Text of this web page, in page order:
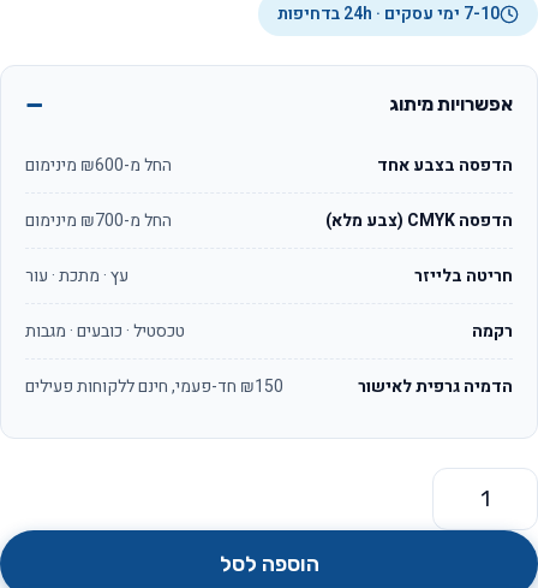
7-10 ימי עסקים · 24h בדחיפות
אפשרויות מיתוג
הדפסה בצבע אחד החל מ-₪600 מינימום
הדפסה CMYK (צבע מלא) החל מ-₪700 מינימום
חריטה בלייזר עץ · מתכת · עור
רקמה טכסטיל · כובעים · מגבות
הדמיה גרפית לאישור ₪150 חד-פעמי, חינם ללקוחות פעילים
כמות של ג'ייד OS626
הוספה לסל